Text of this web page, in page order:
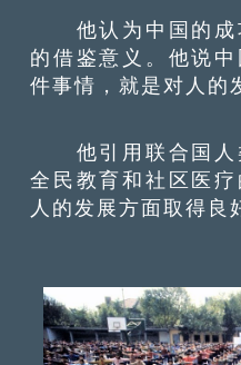
他认为中国的成
的借鉴意义。他说
件事情，就是对人的
他引用联合国人
全民教育和社区医
人的发展方面取得良